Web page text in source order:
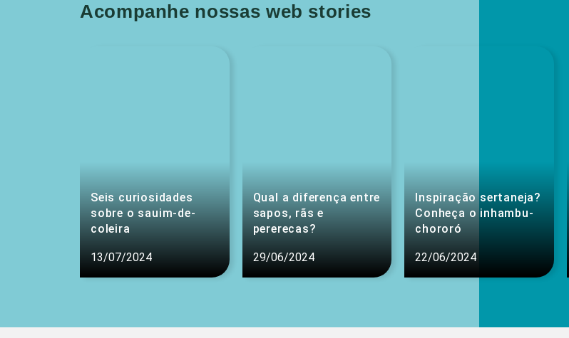
Acompanhe nossas web stories
Seis curiosidades
sobre o sauim-de-
coleira
13/07/2024
Qual a diferença entre
sapos, rãs e
pererecas?
29/06/2024
Inspiração sertaneja?
Conheça o inhambu-
chororó
22/06/2024